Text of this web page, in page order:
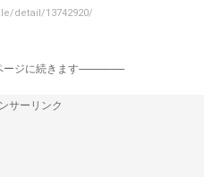
detail/13742920/
ジに続きます-----------------
サーリンク